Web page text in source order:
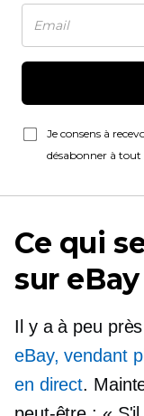
Je consens à
désabonner à
Ce qui
sur eBay
Il y a à peu près
eBay, vendant
en direct.